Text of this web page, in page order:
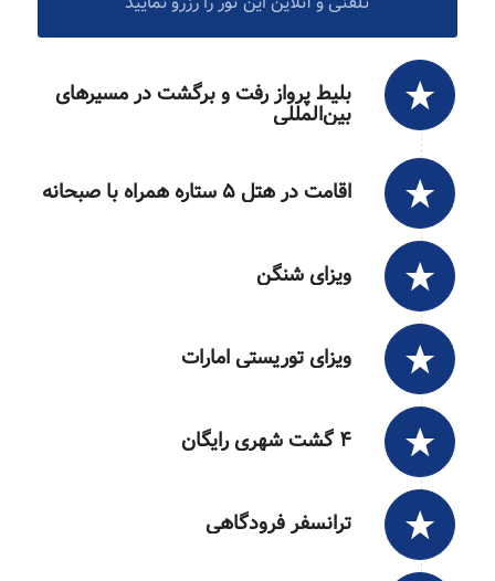
بلیط پرواز رفت و برگشت در مسیرهای
بین‌المللی
اقامت در هتل ۵ ستاره همراه با صبحانه
ویزای شنگن
ویزای توریستی امارات
۴ گشت شهری رایگان
ترانسفر فرودگاهی